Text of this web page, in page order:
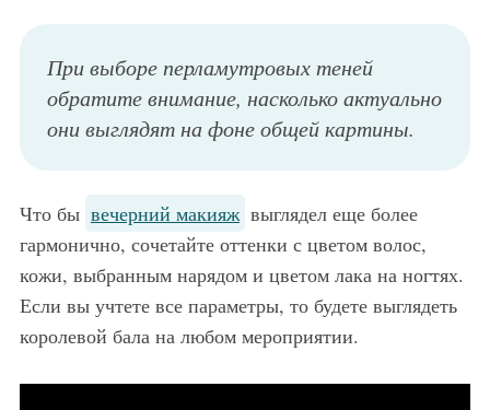
При выборе перламутровых теней
обратите внимание, насколько актуально
они выглядят на фоне общей картины.
Что бы вечерний макияж выглядел еще более
гармонично, сочетайте оттенки с цветом волос,
кожи, выбранным нарядом и цветом лака на ногтях.
Если вы учтете все параметры, то будете выглядеть
королевой бала на любом мероприятии.